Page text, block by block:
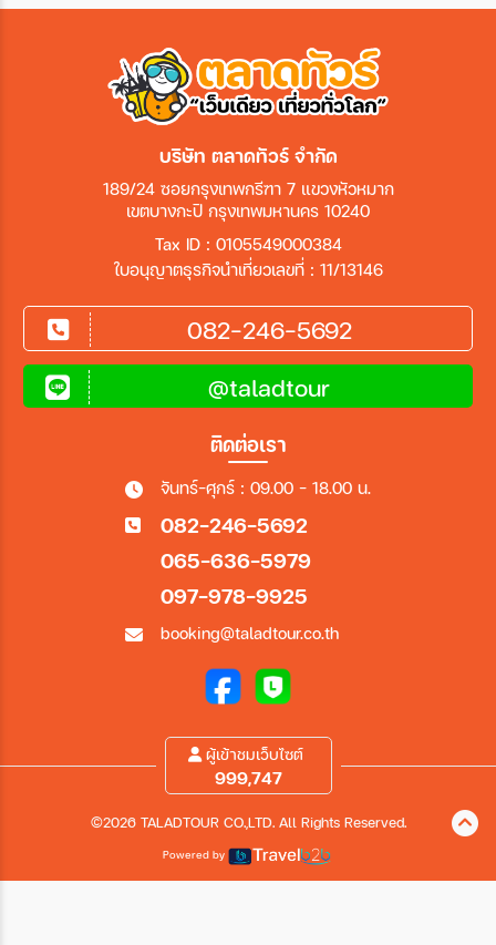
บริษัท ตลาดทัวร์ จำกัด
189/24 ซอยกรุงเทพกรีฑา 7 แขวงหัวหมาก
เขตบางกะปิ กรุงเทพมหานคร 10240
Tax ID : 0105549000384
ใบอนุญาตธุรกิจนำเที่ยวเลขที่ : 11/13146
082-246-5692
@taladtour
ติดต่อเรา
จันทร์-ศุกร์ : 09.00 - 18.00 น.
082-246-5692
065-636-5979
097-978-9925
booking@taladtour.co.th
ผู้เข้าชมเว็บไซต์
999,747
©2026 TALADTOUR CO.,LTD. All Rights Reserved.
Powered by